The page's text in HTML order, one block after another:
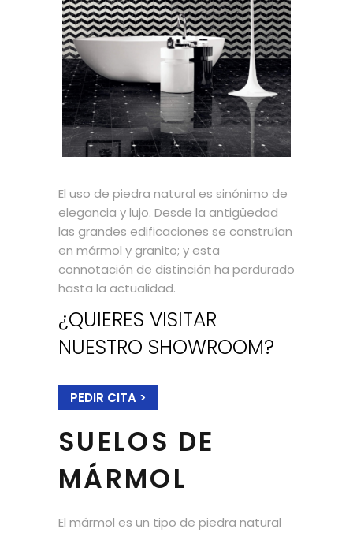
El uso de piedra natural es sinónimo de
elegancia y lujo. Desde la antigüedad
las grandes edificaciones se construían
en mármol y granito; y esta
connotación de distinción ha perdurado
hasta la actualidad.
¿QUIERES VISITAR
NUESTRO SHOWROOM?
PEDIR CITA >
SUELOS DE
MÁRMOL
El mármol es un tipo de piedra natural